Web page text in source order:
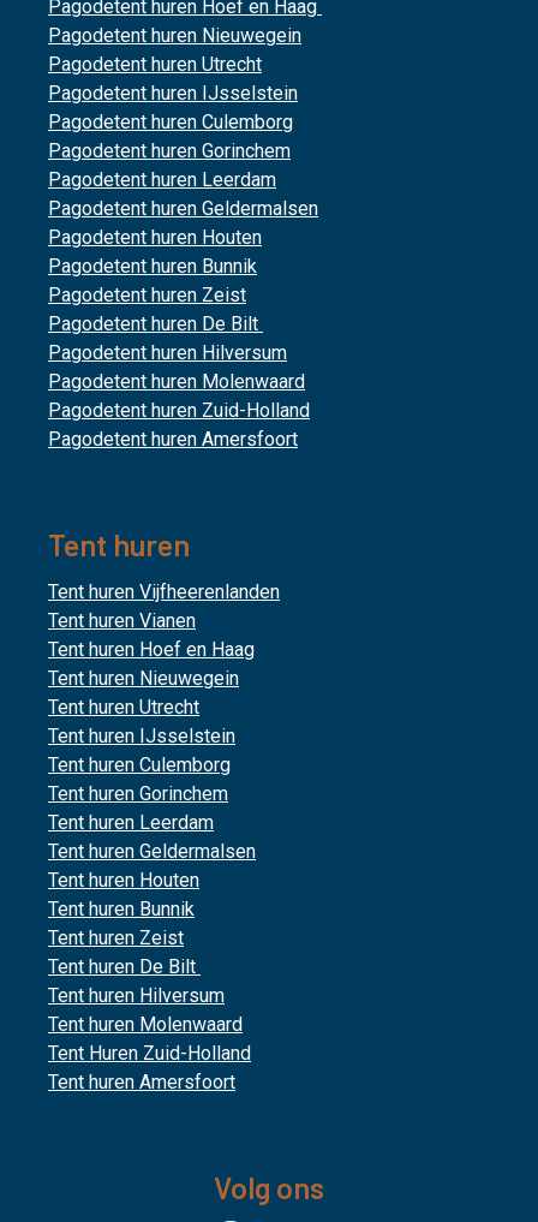
Pagodetent huren Hoef en Haag
Pagodetent huren Nieuwegein
Pagodetent huren Utrecht
Pagodetent huren IJsselstein
Pagodetent huren Culemborg
Pagodetent huren Gorinchem
Pagodetent huren Leerdam
Pagodetent huren Geldermalsen
Pagodetent huren Houten
Pagodetent huren Bunnik
Pagodetent huren Zeist
Pagodetent huren De Bilt
Pagodetent huren Hilversum
Pagodetent huren Molenwaard
Pagodetent huren Zuid-Holland
Pagodetent huren Amersfoort
Tent huren
Tent huren Vijfheerenlanden
Tent huren Vianen
Tent huren Hoef en Haag
Tent huren Nieuwegein
Tent huren Utrecht
Tent huren IJsselstein
Tent huren Culemborg
Tent huren Gorinchem
Tent huren Leerdam
Tent huren Geldermalsen
Tent huren Houten
Tent huren Bunnik
Tent huren Zeist
Tent huren De Bilt
Tent huren Hilversum
Tent huren Molenwaard
Tent Huren Zuid-Holland
Tent huren Amersfoort
Volg ons